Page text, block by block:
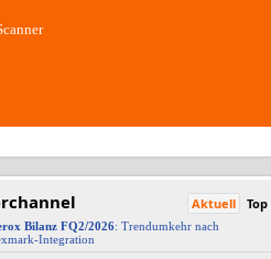
Aktuell Top
Bilanz FQ2/2026: Trendumkehr nach
​Integration